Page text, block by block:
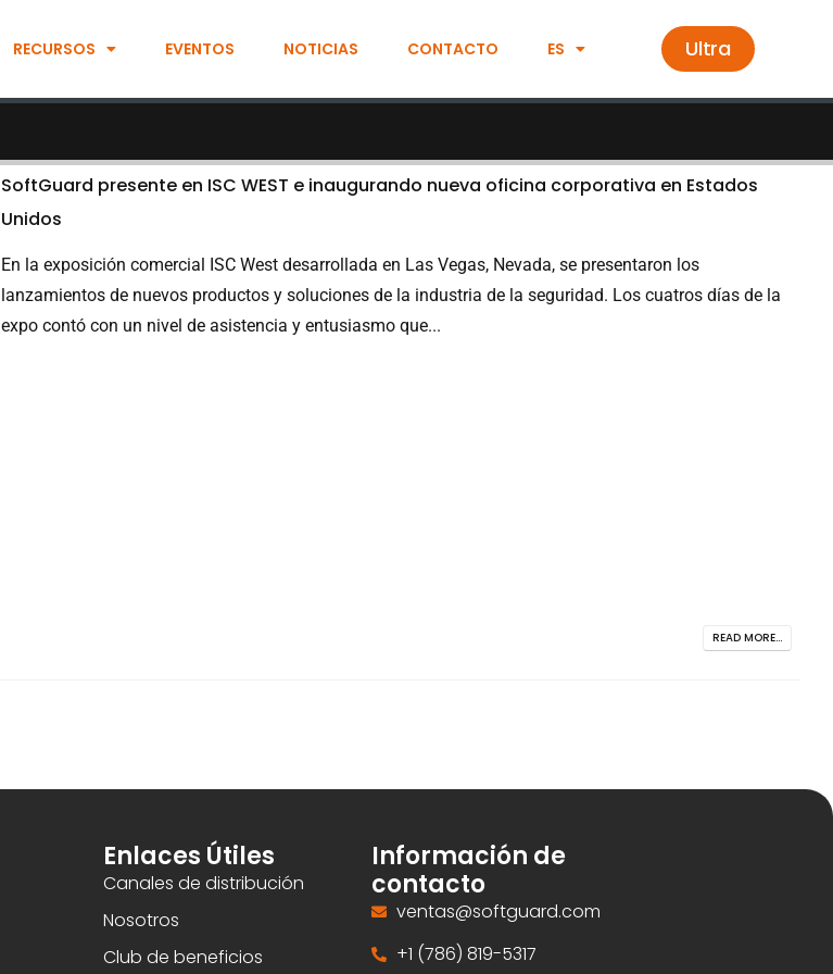
RECURSOS EVENTOS NOTICIAS CONTACTO ES Ultra
SoftGuard presente en ISC WEST e inaugurando nueva oficina corporativa en Estados
Unidos
En la exposición comercial ISC West desarrollada en Las Vegas, Nevada, se presentaron los
lanzamientos de nuevos productos y soluciones de la industria de la seguridad. Los cuatros días de la
expo contó con un nivel de asistencia y entusiasmo que...
READ MORE...
Enlaces Útiles
Canales de distribución
Nosotros
Club de beneficios
Información de
contacto
ventas@softguard.com
+1 (786) 819-5317